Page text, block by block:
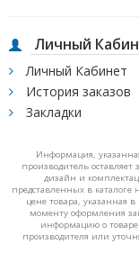
Личный
Личный Кабинет
История заказов
Закладки
Информация,
производитель
дизайн и
представленных в
цене товара, указанная
моменту оформления
информацию о
производителя или